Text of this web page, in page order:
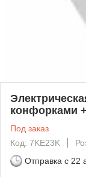
конфорками
Под заказ
Код: 7KE23K
Отправка с 22